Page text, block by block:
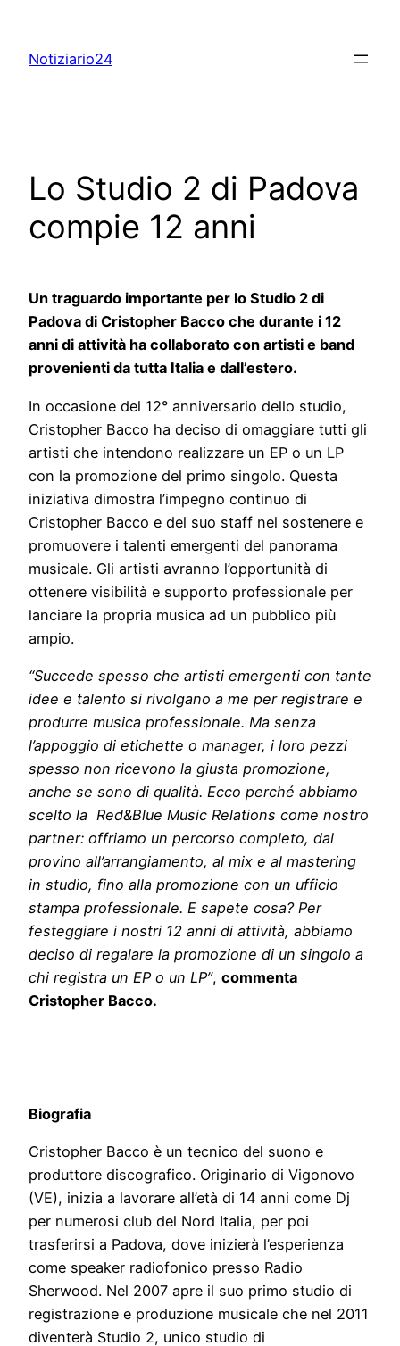
content
Notiziario24
Lo Studio 2 di Padova
compie 12 anni
Un traguardo importante per lo Studio 2 di
Padova di Cristopher Bacco che durante i 12
anni di attività ha collaborato con artisti e band
provenienti da tutta Italia e dall’estero.
In occasione del 12° anniversario dello studio,
Cristopher Bacco ha deciso di omaggiare tutti gli
artisti che intendono realizzare un EP o un LP
con la promozione del primo singolo. Questa
iniziativa dimostra l’impegno continuo di
Cristopher Bacco e del suo staff nel sostenere e
promuovere i talenti emergenti del panorama
musicale. Gli artisti avranno l’opportunità di
ottenere visibilità e supporto professionale per
lanciare la propria musica ad un pubblico più
ampio.
“Succede spesso che artisti emergenti con tante
idee e talento si rivolgano a me per registrare e
produrre musica professionale. Ma senza
l’appoggio di etichette o manager, i loro pezzi
spesso non ricevono la giusta promozione,
anche se sono di qualità. Ecco perché abbiamo
scelto la Red&Blue Music Relations come nostro
partner: offriamo un percorso completo, dal
provino all’arrangiamento, al mix e al mastering
in studio, fino alla promozione con un ufficio
stampa professionale. E sapete cosa? Per
festeggiare i nostri 12 anni di attività, abbiamo
deciso di regalare la promozione di un singolo a
chi registra un EP o un LP”, commenta
Cristopher Bacco.
Biografia
Cristopher Bacco è un tecnico del suono e
produttore discografico. Originario di Vigonovo
(VE), inizia a lavorare all’età di 14 anni come Dj
per numerosi club del Nord Italia, per poi
trasferirsi a Padova, dove inizierà l’esperienza
come speaker radiofonico presso Radio
Sherwood. Nel 2007 apre il suo primo studio di
registrazione e produzione musicale che nel 2011
diventerà Studio 2, unico studio di